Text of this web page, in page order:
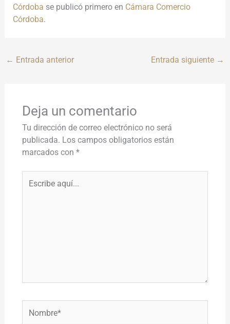
Córdoba se publicó primero en Cámara Comercio
Córdoba.
← Entrada anterior Entrada siguiente →
Deja un comentario
Tu dirección de correo electrónico no será
publicada. Los campos obligatorios están
marcados con *
aquí...